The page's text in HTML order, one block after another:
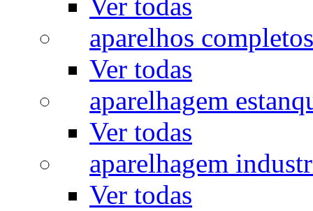
Ver todas
aparelhos completos
Ver todas
aparelhagem
Ver todas
aparelhagem
Ver todas